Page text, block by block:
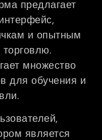
предлагает
и опытным
торговлю.
множество
для обучения и
является